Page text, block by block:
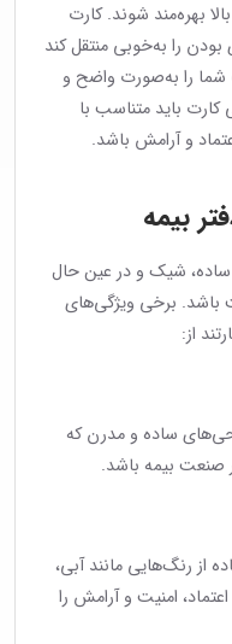
بهره‌مند شوند. کارت
را به‌خوبی منتقل کند
را به‌صورت واضح و
کارت باید متناسب با
و آرامش باشد.
بیمه
ساده، شیک و در عین حال
باشد. برخی ویژگی‌های
از:
ساده و مدرن که
صنعت بیمه باشد.
از رنگ‌هایی مانند آبی،
امنیت و آرامش را